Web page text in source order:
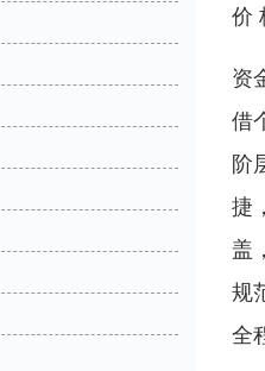
价
资
借
阶
捷
盖
规
全